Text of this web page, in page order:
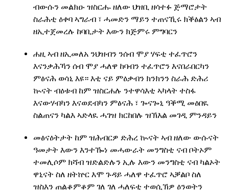
ብውሱን መልክዑ ዝስርሑ ዘለው ህዝቢ ዘሳተፉ ጅማሮታት
ስራሕቲ ዕቀባ ኣግራብ ፣ ሓመድን ማይን ተጠናኺሩ ክቕፅልን ኣብ
ዘኢተጀመረሉ ከባቢታት እውን ክጅምሩ ምግባርን
ሐዚ ኣብ ዘኢመለአ ንህዝብን ንሰብ ሞያ ሃፍቲ ተፈጥሮን
እናንቃሕኻን ሰብ ሞያ ሓለዋ ከባብን ተፈጥሮን እናበራበርካን
ምፅናሕ ወሳኒ እዩ። እቲ ናይ ምዕቃብን ክንክንን ስራሕ ድሕሪ
ኲናት ብዕቱብ ከም ዝስርሐሉ ንተዋሳእቲ ኣካላት ተስፋ
እናውሃብካን እናወደብካን ምፅናሕ ፣ ጐናጐኒ ዓቕሚ መዕበዪ
ስልጠናን ካልእ ኣድላዪ ሓገዝ ክርከበሉ ዝኽእል መገዲ ምንዳይን
መፅናዕትታት ከም ዝሕብርዎ ድሕረ ኲናት ኣብ ዘለው ውሱናት
ዓመታት እውን እንተዀነ መሓውራት መንግስቲ ናብ ቦትኦም
ተመሊሶም ክሻብ ዝድልድሉን ኢሉ እውን መንግስቲ ናብ ካልኦት
ዋኒናት ስለ ዘትኵር እሞ ጉዳይ ሓለዋ ተፈጥሮ ኣቓልቦ ስለ
ዝስእን ጠልቆምቆም ገለ ገለ ሓለፍቲ ተወሲኽዎ ዕንወትን